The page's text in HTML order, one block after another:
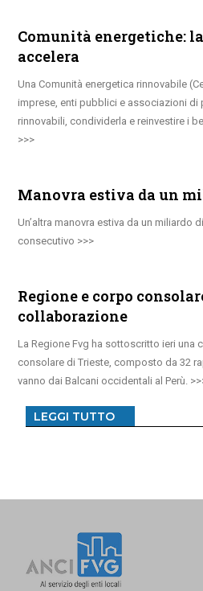
Comunità energetiche:
accelera
Una Comunità energetica rinnovabile
imprese, enti pubblici e associazioni di
rinnovabili, condividerla e reinvestire i
Manovra estiva da un
Un’altra manovra estiva da un miliardo
consecutivo
Regione e corpo
collaborazione
La Regione Fvg ha sottoscritto ieri una
consolare di Trieste, composto da 32
vanno dai Balcani occidentali al Perù.
LEGGI TUTTO